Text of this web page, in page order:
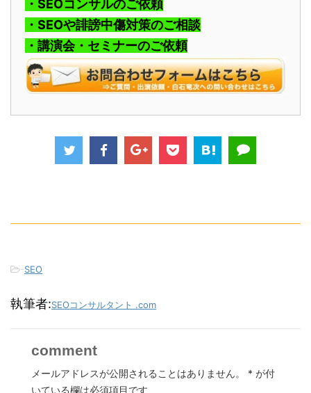
・SEOコンサルのご依頼
・SEOや誹謗中傷対策のご相談
・講演会・セミナーのご依頼
-SEO
執筆者:SEOコンサルタント .com
comment
メールアドレスが公開されることはありません。 * が付
いている欄は必須項目です